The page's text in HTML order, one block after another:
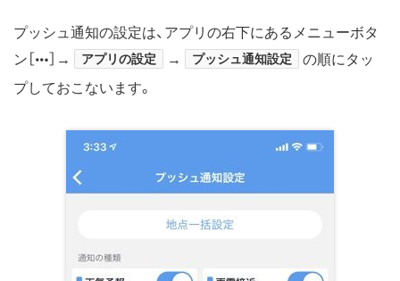
プッシュ通知の設定は、アプリの右下にあるメニューボタ
ン［
］→ アプリの設定 → プッシュ通知設定
の順にタッ
プしておこないます。